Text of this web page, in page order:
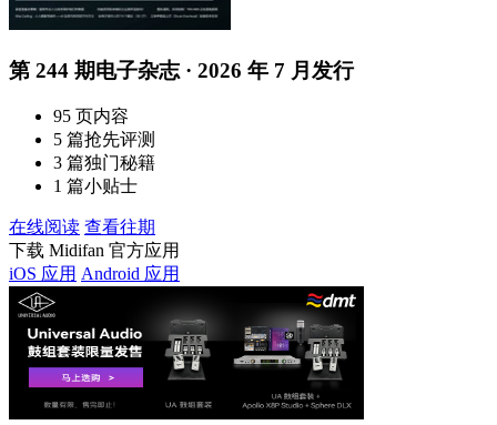
第 244 期电子杂志 · 2026 年 7 月发行
95 页内容
5 篇抢先评测
3 篇独门秘籍
1 篇小贴士
在线阅读 查看往期
下载 Midifan 官方应用
iOS 应用 Android 应用